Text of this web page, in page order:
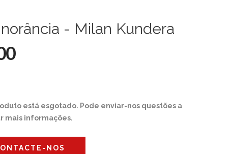
- Milan Kundera
está esgotado. Pode enviar-nos questões a
mais informações.
NOS